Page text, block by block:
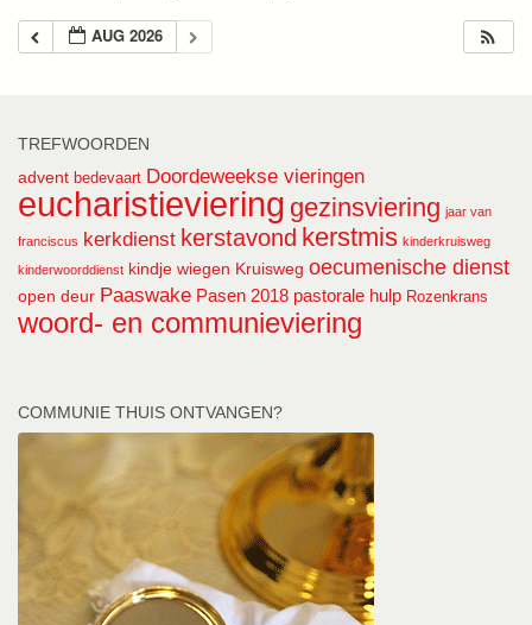
AUG 2026
TREFWOORDEN
advent bedevaart Doordeweekse vieringen
eucharistieviering gezinsviering jaar van
franciscus kerkdienst kerstavond kerstmis kinderkruisweg
kinderwoorddienst kindje wiegen Kruisweg oecumenische dienst
open deur Paaswake Pasen 2018 pastorale hulp Rozenkrans
woord- en communieviering
COMMUNIE THUIS ONTVANGEN?